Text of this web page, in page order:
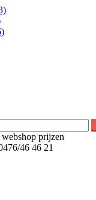
46 46 21